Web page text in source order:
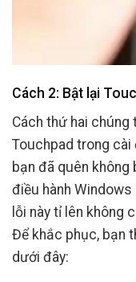
Cách 2: Bật lại
Cách thứ hai
Touchpad trong cài
bạn đã quên
điều hành
lỗi này tỉ lên không
Để khắc phục, bạn
dưới đây: